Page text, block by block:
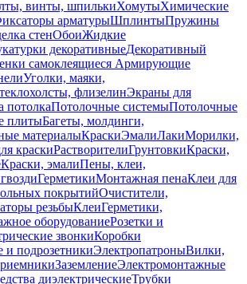
винты, шпилькиХомутыХимические
арматурыШплинтыПружины
стенОбоиЖидкие
декоративныеДекоративный
самоклеящиеся Армирующие
Уголки, маяки,
флизелинЭкраны для
потолкаПотолочные системыПотолочные
плитыБагеты, молдинги,
материалыКраскиЭмалиЛакиМорилки,
краскиРастворителиГрунтовкиКраски,
Краски, эмалиПены, клеи,
ГерметикиМонтажная пенаКлеи для
покрытийОчистители,
резьбыКлеиГерметики,
оборудованиеРозетки и
звонкиКоробки
и подрозетникиЭлектропатроныВилки,
ЗаземлениеЭлектромонтажные
диэлектрическиеТрубки